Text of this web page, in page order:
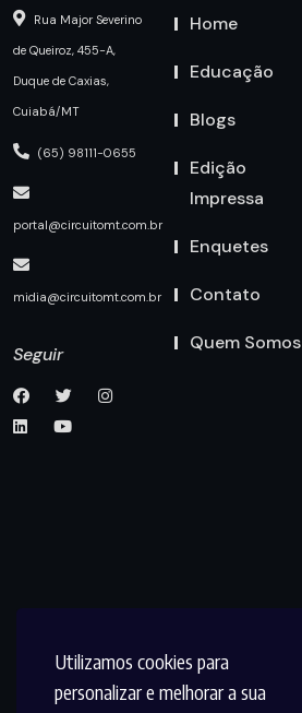
Utilizamos cookies para
personalizar e melhorar a sua
Rua Major Severino
de Queiroz, 455-A,
Duque de Caxias,
Cuiabá/MT
(65) 98111-0655
portal@circuitomt.com.br
midia@circuitomt.com.br
Seguir
Home
Educação
Blogs
Edição
Impressa
Enquetes
Contato
Quem Somos